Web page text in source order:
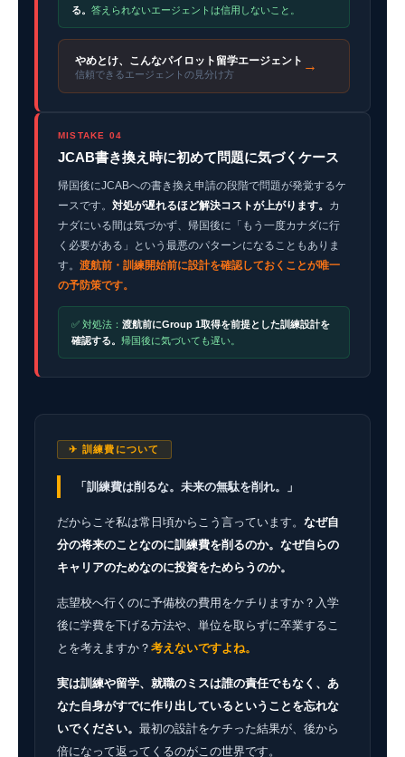
る。 答えられないエージェントは信用しないこと。
やめとけ、こんなパイロット留学エージェント
信頼できるエージェントの見分け方
→
MISTAKE 04
JCAB書き換え時に初めて問題に気づくケース
帰国後にJCABへの書き換え申請の段階で問題が発覚するケ
ースです。 対処が遅れるほど解決コストが上がります。 カ
ナダにいる間は気づかず、帰国後に「もう一度カナダに行
く必要がある」という最悪のパターンになることもありま
す。 渡航前・訓練開始前に設計を確認しておくことが唯一
の予防策です。
✅ 対処法： 渡航前にGroup 1取得を前提とした訓練設計を
確認する。 帰国後に気づいても遅い。
✈ 訓練費について
「訓練費は削るな。未来の無駄を削れ。」
だからこそ私は常日頃からこう言っています。 なぜ自
分の将来のことなのに訓練費を削るのか。なぜ自らの
キャリアのためなのに投資をためらうのか。
志望校へ行くのに予備校の費用をケチりますか？入学
後に学費を下げる方法や、単位を取らずに卒業するこ
とを考えますか？ 考えないですよね。
実は訓練や留学、就職のミスは誰の責任でもなく、あ
なた自身がすでに作り出しているということを忘れな
いでください。 最初の設計をケチった結果が、後から
倍になって返ってくるのがこの世界です。